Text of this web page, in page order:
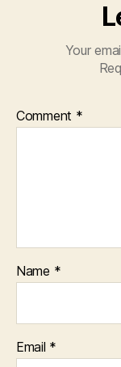
Your
Comment *
Name *
Email *